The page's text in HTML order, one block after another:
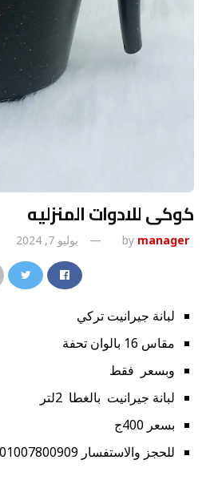
كوكى للادوات المنزليه
by manager يوليو 7, 2024
لبانة جيرانيت تركي
مقاس 16 بالوان تحفة
وبسعر فقط
لبانة جيرانيت بالغطا 2لتر
بسعر 400ج
للحجز والاستفسار 01007800909